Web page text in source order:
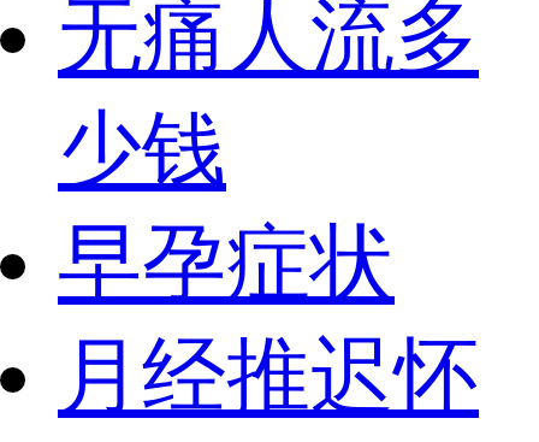
无痛人流多
少钱
早孕症状
月经推迟怀